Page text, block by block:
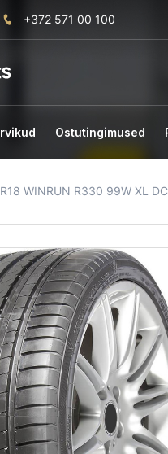
+372 571 00 100
Ostutingimused
WINRUN R330 99W XL